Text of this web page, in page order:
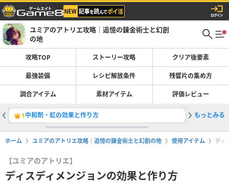
ユミアのアトリエ攻略｜追憶の錬金術士と幻創
の地
攻略TOP ストーリー攻略 クリア後要素
最強装備 レシピ解放条件 残響片の集め方
調合アイテム 素材アイテム 評価レビュー
1中和剤・虹の効果と作り方 2ブラス
もっとみる
ホーム ユミアのアトリエ攻略｜追憶の錬金術士と幻創の地 使用アイテム ディ
【ユミアのアトリエ】
ディスディメンジョンの効果と作り方